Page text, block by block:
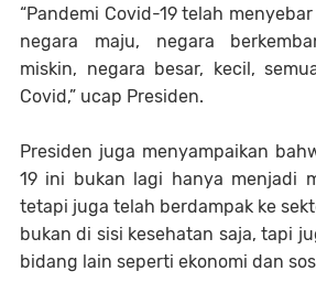
“Pandemi Covid-19 telah
negara maju, negara
miskin, negara besar, kecil,
Covid,” ucap Presiden.
Presiden juga menyampaikan
19 ini bukan lagi hanya menjadi
tetapi juga telah berdampak ke
bukan di sisi kesehatan saja, tapi
bidang lain seperti ekonomi dan